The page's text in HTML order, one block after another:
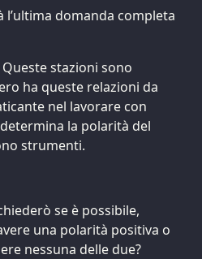
l’ultima domanda completa
stazioni sono
ha queste relazioni da
nel lavorare con
la polarità del
strumenti.
se è possibile,
una polarità positiva o
nessuna delle due?